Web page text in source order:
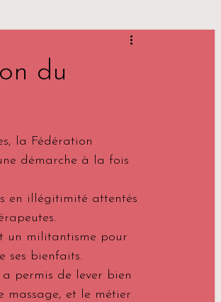
du
la Fédération
démarche à la fois
en illégitimité attentés
un militantisme pour
ses bienfaits.
permis de lever bien
massage, et le métier